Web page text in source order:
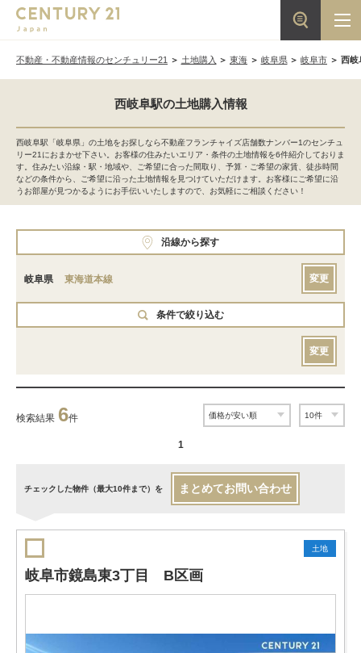
不動産・不動産情報のセンチュリー21 土地購入 東海 岐阜県 岐阜市 西岐
西岐阜駅の土地購入情報
西岐阜駅「岐阜県」の土地をお探しなら不動産フランチャイズ店舗数ナンバー1のセンチュ
リー21におまかせ下さい。お客様の住みたいエリア・条件の土地情報を6件紹介しておりま
す。住みたい沿線・駅・地域や、ご希望に合った間取り、予算・ご希望の家賃、徒歩時間
などの条件から、ご希望に沿った土地情報を見つけていただけます。お客様にご希望に沿
うお部屋が見つかるようにお手伝いいたしますので、お気軽にご相談ください！
沿線から探す
岐阜県 東海道本線 変更
条件で絞り込む
変更
検索結果 6件
1
チェックした物件（最大10件まで）を まとめてお問い合わせ
土地
岐阜市鏡島東3丁目 B区画